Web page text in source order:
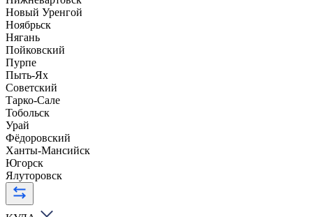
Новый Уренгой
Ноябрьск
Нягань
Пойковский
Пурпе
Пыть-Ях
Советский
Тарко-Сале
Тобольск
Урай
Фёдоровский
Ханты-Мансийск
Югорск
Ялуторовск